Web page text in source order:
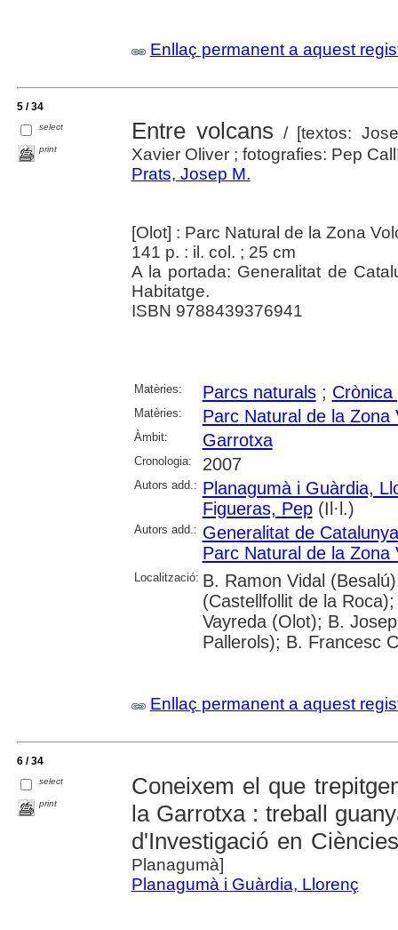
Enllaç permanent a aquest
5 / 34
select
print
Entre volcans / [textos:
Xavier Oliver ; fotografies: Pep
Prats, Josep M.
[Olot] : Parc Natural de la Zona
141 p. : il. col. ; 25 cm
A la portada: Generalitat de
Habitatge.
ISBN 9788439376941
Matèries: Parcs naturals; Crònica
Matèries: Parc Natural de la Zona
Àmbit: Garrotxa
Cronologia: 2007
Autors add.: Planagumà i Guàrdia,
Figueras, Pep(Il·l.)
Autors add.: Generalitat de Catalunya
Parc Natural de la Zona
Localització: B. Ramon Vidal
(Castellfollit de la
Vayreda (Olot); B.
Pallerols); B. Francesc
Enllaç permanent a aquest
6 / 34
select
print
Coneixem el que
la Garrotxa : treball
d'Investigació en
Planagumà]
Planagumà i Guàrdia, Llorenç